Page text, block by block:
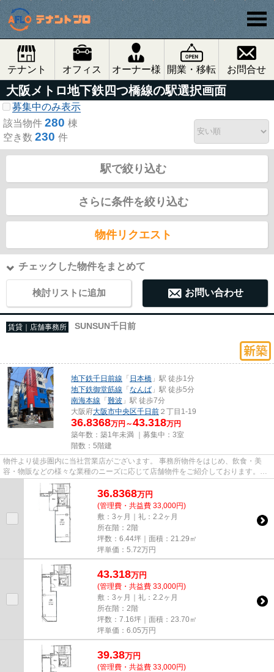
テナント オフィス オーナー様 開業・移転 お問合せ
大阪メトロ地下鉄四つ橋線の駅選択画面
募集中のみ表示
該当物件 280 棟
空き数 230 件
駅で絞り込む
さらに条件を絞り込む
物件リクエスト
チェックした物件をまとめて
検討リストに追加 お問い合わせ
賃貸｜店舗事務所 SUNSUN千日前
地下鉄千日前線 「 日本橋 」駅 徒歩1分
地下鉄御堂筋線 「なんば 」駅 徒歩5分
南海本線 「難波 」駅 徒歩7分
大阪府大阪市中央区千日前 ２丁目1-19
36.8368万円～43.318万円
築年数：築1年未満 ｜募集中： 3室
階数：5階建
物件より徒歩圏内に当社営業店がございます。 事務所物件をはじめ、飲食・美
容・物販などの様々な業種のニーズに応じて店舗物件をご紹介しております。
尚、弊社ではおとり広告は一切...
36.8368万円
(管理費・共益費 33,000円)
敷：3ヶ月｜礼：2.2ヶ月
所在階：2階
坪数：6.44坪｜面積：21.29㎡
坪単価： 5.72万円
43.318万円
(管理費・共益費 33,000円)
敷：3ヶ月｜礼：2.2ヶ月
所在階：2階
坪数：7.16坪｜面積：23.70㎡
坪単価： 6.05万円
39.38万円
(管理費・共益費 33,000円)